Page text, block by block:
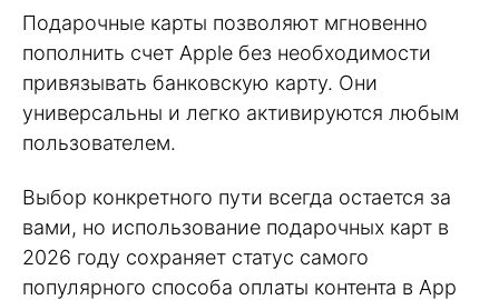
Подарочные карты позволяют мгновенно
пополнить счет Apple без необходимости
привязывать банковскую карту. Они
универсальны и легко активируются любым
пользователем.
Выбор конкретного пути всегда остается за
вами, но использование подарочных карт в
2026 году сохраняет статус самого
популярного способа оплаты контента в App